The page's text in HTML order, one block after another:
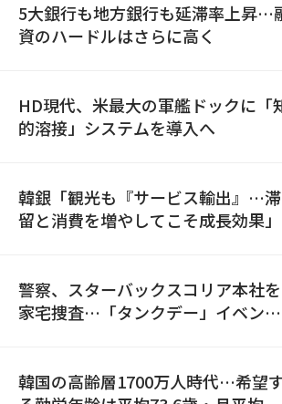
5大銀行も地方銀行も延滞率上昇…
資のハードルはさらに高く
HD現代、米最大の軍艦ドックに「
的溶接」システムを導入へ
韓銀「観光も『サービス輸出』…滞
留と消費を増やしてこそ成長効果」
警察、スターバックスコリア本社を
家宅捜査…「タンクデー」イベント
韓国の高齢層1700万人時代…希望